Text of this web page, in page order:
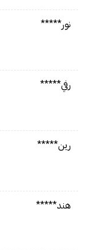
نور*****
رفي*****
رين*****
هند*****